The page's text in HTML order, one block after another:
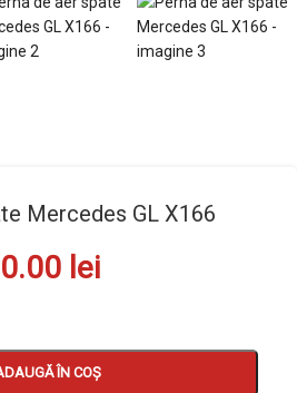
Mercedes GL X166
lei
ÎN COȘ